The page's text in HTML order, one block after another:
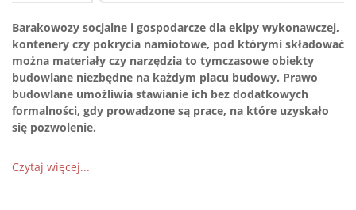
Barakowozy socjalne i gospodarcze dla ekipy wykonawczej,
kontenery czy pokrycia namiotowe, pod którymi składować
można materiały czy narzędzia to tymczasowe obiekty
budowlane niezbędne na każdym placu budowy. Prawo
budowlane umożliwia stawianie ich bez dodatkowych
formalności, gdy prowadzone są prace, na które uzyskało
się pozwolenie.
Czytaj więcej...